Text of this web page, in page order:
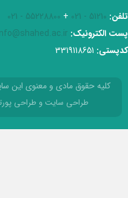
تلفن: 51210 - 021
+
55228800 - 021
پست الکترونیک:
کدپستی:
کلیه حقوق مادی و معنوی این
طراحی سایت و طراحی